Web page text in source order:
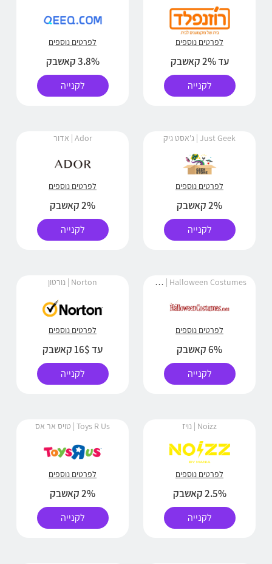
לפרטים נוספים
עד 2% קאשבק
לקנייה
לפרטים נוספים
3.8% קאשבק
לקנייה
Just Geek | ג'אסט גיק
לפרטים נוספים
2% קאשבק
לקנייה
Ador | אדור
לפרטים נוספים
2% קאשבק
לקנייה
Halloween Costumes | הלווין קוסטיומס
לפרטים נוספים
6% קאשבק
לקנייה
Norton | נורטון
לפרטים נוספים
עד 16$ קאשבק
לקנייה
Noizz | נויז
לפרטים נוספים
2.5% קאשבק
לקנייה
Toys R Us | טויס אר אס
לפרטים נוספים
2% קאשבק
לקנייה